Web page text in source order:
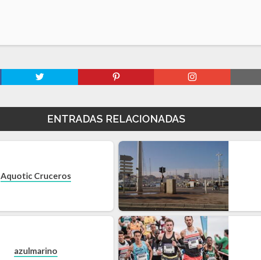
ENTRADAS RELACIONADAS
Aquotic Cruceros
azulmarino